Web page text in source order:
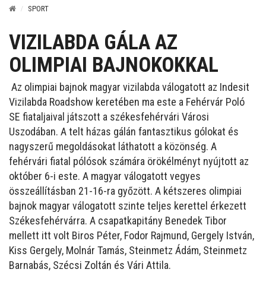
SPORT
VIZILABDA GÁLA AZ
OLIMPIAI BAJNOKOKKAL
Az olimpiai bajnok magyar vizilabda válogatott az Indesit
Vizilabda Roadshow keretében ma este a Fehérvár Poló
SE fiataljaival játszott a székesfehérvári Városi
Uszodában. A telt házas gálán fantasztikus gólokat és
nagyszerű megoldásokat láthatott a közönség. A
fehérvári fiatal pólósok számára örökélményt nyújtott az
október 6-i este. A magyar válogatott vegyes
összeállításban 21-16-ra győzött. A kétszeres olimpiai
bajnok magyar válogatott szinte teljes kerettel érkezett
Székesfehérvárra. A csapatkapitány Benedek Tibor
mellett itt volt Biros Péter, Fodor Rajmund, Gergely István,
Kiss Gergely, Molnár Tamás, Steinmetz Ádám, Steinmetz
Barnabás, Szécsi Zoltán és Vári Attila.